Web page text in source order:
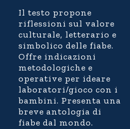
Il testo propone
riflessioni sul valore
culturale, letterario e
simbolico delle fiabe.
Offre indicazioni
metodologiche e
operative per ideare
laboratori/gioco con i
bambini. Presenta una
breve antologia di
fiabe dal mondo.